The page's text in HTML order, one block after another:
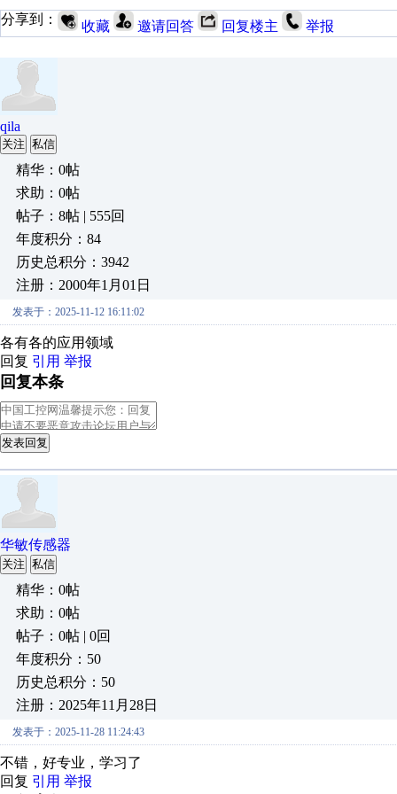
分享到： 收藏 邀请回答 回复楼主 举报
qila
关注 私信
精华：0帖
求助：0帖
帖子：8帖 | 555回
年度积分：84
历史总积分：3942
注册：2000年1月01日
发表于：2025-11-12 16:11:02
各有各的应用领域
回复 引用 举报
回复本条
发表回复
华敏传感器
关注 私信
精华：0帖
求助：0帖
帖子：0帖 | 0回
年度积分：50
历史总积分：50
注册：2025年11月28日
发表于：2025-11-28 11:24:43
不错，好专业，学习了
回复 引用 举报